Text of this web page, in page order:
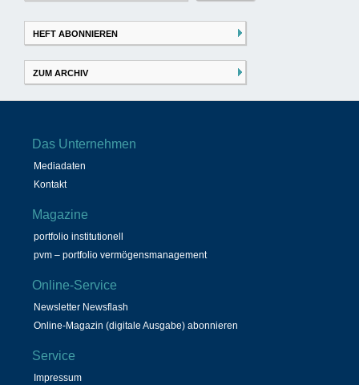
nach:
HEFT ABONNIEREN
ZUM ARCHIV
Das Unternehmen
Mediadaten
Kontakt
Magazine
portfolio institutionell
pvm – portfolio vermögensmanagement
Online-Service
Newsletter Newsflash
Online-Magazin (digitale Ausgabe) abonnieren
Service
Impressum